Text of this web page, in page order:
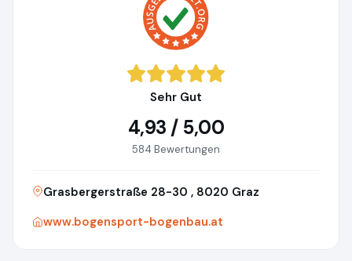
Sehr Gut
4,93 / 5,00
584 Bewertungen
Grasbergerstraße 28-30 , 8020 Graz
www.bogensport-bogenbau.at